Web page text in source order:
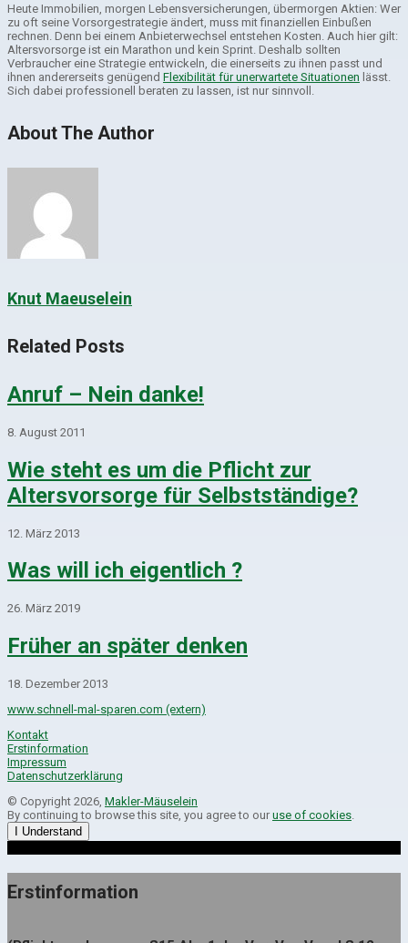
Heute Immobilien, morgen Lebensversicherungen, übermorgen Aktien: Wer
zu oft seine Vorsorgestrategie ändert, muss mit finanziellen Einbußen
rechnen. Denn bei einem Anbieterwechsel entstehen Kosten. Auch hier gilt:
Altersvorsorge ist ein Marathon und kein Sprint. Deshalb sollten
Verbraucher eine Strategie entwickeln, die einerseits zu ihnen passt und
ihnen andererseits genügend Flexibilität für unerwartete Situationen lässt.
Sich dabei professionell beraten zu lassen, ist nur sinnvoll.
About The Author
Knut Maeuselein
Related Posts
Anruf – Nein danke!
8. August 2011
Wie steht es um die Pflicht zur
Altersvorsorge für Selbstständige?
12. März 2013
Was will ich eigentlich ?
26. März 2019
Früher an später denken
18. Dezember 2013
www.schnell-mal-sparen.com (extern)
Kontakt
Erstinformation
Impressum
Datenschutzerklärung
© Copyright 2026, Makler-Mäuselein
By continuing to browse this site, you agree to our use of cookies.
I Understand
Erstinformation